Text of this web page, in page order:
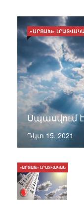
Սպասվում
Դկտ 15, 2021
«ԱՐՑԱԽ»
«ԱՐՑԱԽ» ԼՐԱՏՎԱԿԱՆ